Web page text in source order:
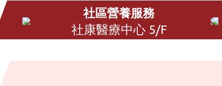
社區營養服務
社康醫療中心 5/F